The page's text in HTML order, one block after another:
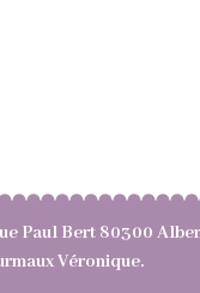
Paul Bert 80300
Véronique.